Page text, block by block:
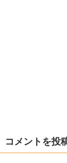
コメントを投